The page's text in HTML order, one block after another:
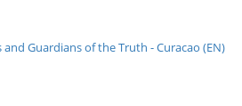
and Guardians of the Truth - Curacao (EN)